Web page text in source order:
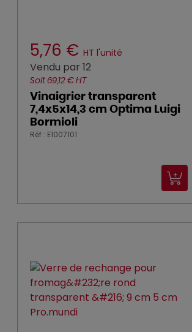
5,76 € HT l'unité
Vendu par 12
Soit 69,12 € HT
Vinaigrier transparent
7,4x5x14,3 cm Optima Luigi
Bormioli
Réf : E1007101